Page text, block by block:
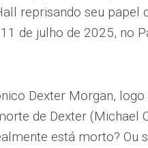
reprisando seu papel
de julho de 2025, no
Dexter Morgan,
de Dexter (Michael
está morto? Ou